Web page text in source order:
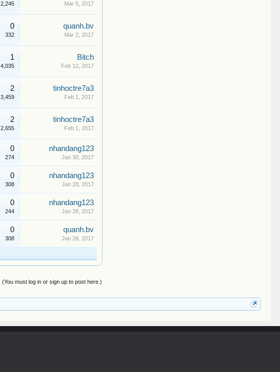
2,245 Mar 5, 2017
0
332
quanh.bv
Mar 2, 2017
1
4,035
Bitch
Feb 12, 2017
2
3,459
tinhoctre7a3
Feb 1, 2017
2
2,655
tinhoctre7a3
Feb 1, 2017
0
274
nhandang123
Jan 30, 2017
0
308
nhandang123
Jan 28, 2017
0
244
nhandang123
Jan 28, 2017
0
308
quanh.bv
Jan 26, 2017
(You must log in or sign up to post here.)